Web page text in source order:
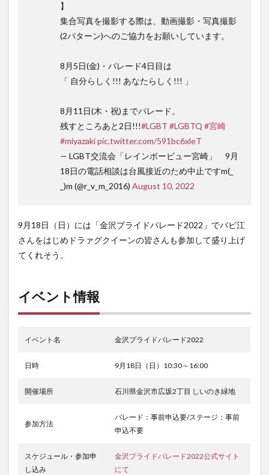
】
集合写真を撮影する際は、動画撮影・写真撮影
(2パターン)へのご協力をお願いしています。
8月5日(金)・パレード4日目は
「 自分らしく!!! あなたらしく!!! 」
8月11日(木・祝)までパレード。
残すところあと2日!!!#LGBT #LGBTQ #宮崎
#miyazakipic.twitter.com/591bc6xleT
— LGBT交流会「レインボービュー宮崎」 9月
18日の電話相談は台風接近のため中止ですm(_
_)m (@r_v_m_2016) August 10, 2022
9月18日（日）には「金沢プライドパレード2022」でバビ江
さんをはじめドラァグクイーンの皆さんも参加して盛り上げ
てくれそう。
イベント情報
イベント名 金沢プライドパレード2022
日時 9月18日（日）10:30～16:00
開催場所 石川県金沢市広坂2丁目 しいのき緑地
参加方法
パレード：事前申込要/ステージ：事前
申込不要
スケジュール・参加申
し込み
金沢プライドパレード2022公式サイト
にて